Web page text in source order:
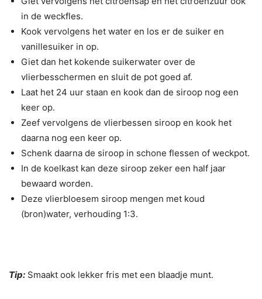
in de weckfles.
Kook vervolgens het water en los er de suiker en
vanillesuiker in op.
Giet dan het kokende suikerwater over de
vlierbesschermen en sluit de pot goed af.
Laat het 24 uur staan en kook dan de siroop nog een
keer op.
Zeef vervolgens de vlierbessen siroop en kook het
daarna nog een keer op.
Schenk daarna de siroop in schone flessen of weckpot.
In de koelkast kan deze siroop zeker een half jaar
bewaard worden.
Deze vlierbloesem siroop mengen met koud
(bron)water, verhouding 1:3.
Tip: Smaakt ook lekker fris met een blaadje munt.